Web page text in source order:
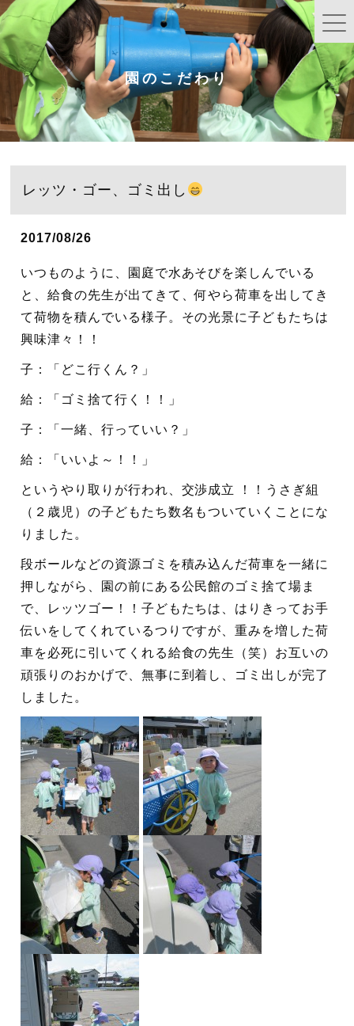
園のこだわり
レッツ・ゴー、ゴミ出し
2017/08/26
いつものように、園庭で水あそびを楽しんでいる
と、給食の先生が出てきて、何やら荷車を出してき
て荷物を積んでいる様子。その光景に子どもたちは
興味津々！！
子：「どこ行くん？」
給：「ゴミ捨て行く！！」
子：「一緒、行っていい？」
給：「いいよ～！！」
というやり取りが行われ、交渉成立 ！！うさぎ組
（２歳児）の子どもたち数名もついていくことにな
りました。
段ボールなどの資源ゴミを積み込んだ荷車を一緒に
押しながら、園の前にある公民館のゴミ捨て場ま
で、レッツゴー！！子どもたちは、はりきってお手
伝いをしてくれているつりですが、重みを増した荷
車を必死に引いてくれる給食の先生（笑）お互いの
頑張りのおかげで、無事に到着し、ゴミ出しが完了
しました。